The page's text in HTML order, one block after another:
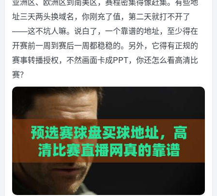
址三天两头换域名，你刚充了值，第二天就打不开了
——这不坑人嘛。说白了，一个靠谱的地址，至少得在
开赛前一周到赛后一周都稳稳的。另外，它得有正规的
赛事转播授权，不然画面卡成PPT，你还怎么看高清比
赛？